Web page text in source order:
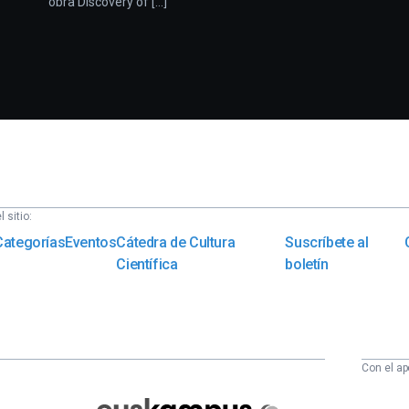
sitio:
EventosCátedra de Cultura
Científica
Suscríbete al
boletín
Con el